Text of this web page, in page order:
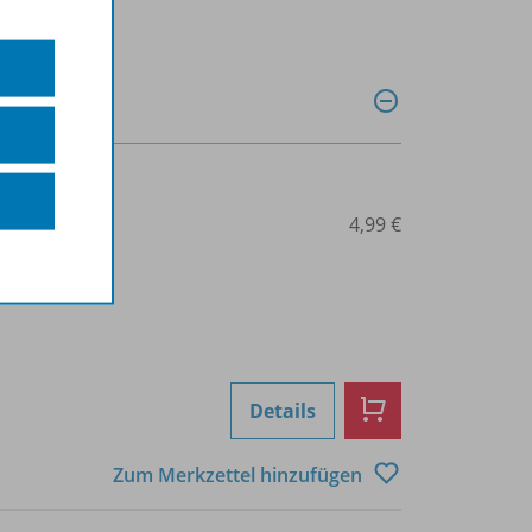
4,99 €
Details
Zum Merkzettel hinzufügen